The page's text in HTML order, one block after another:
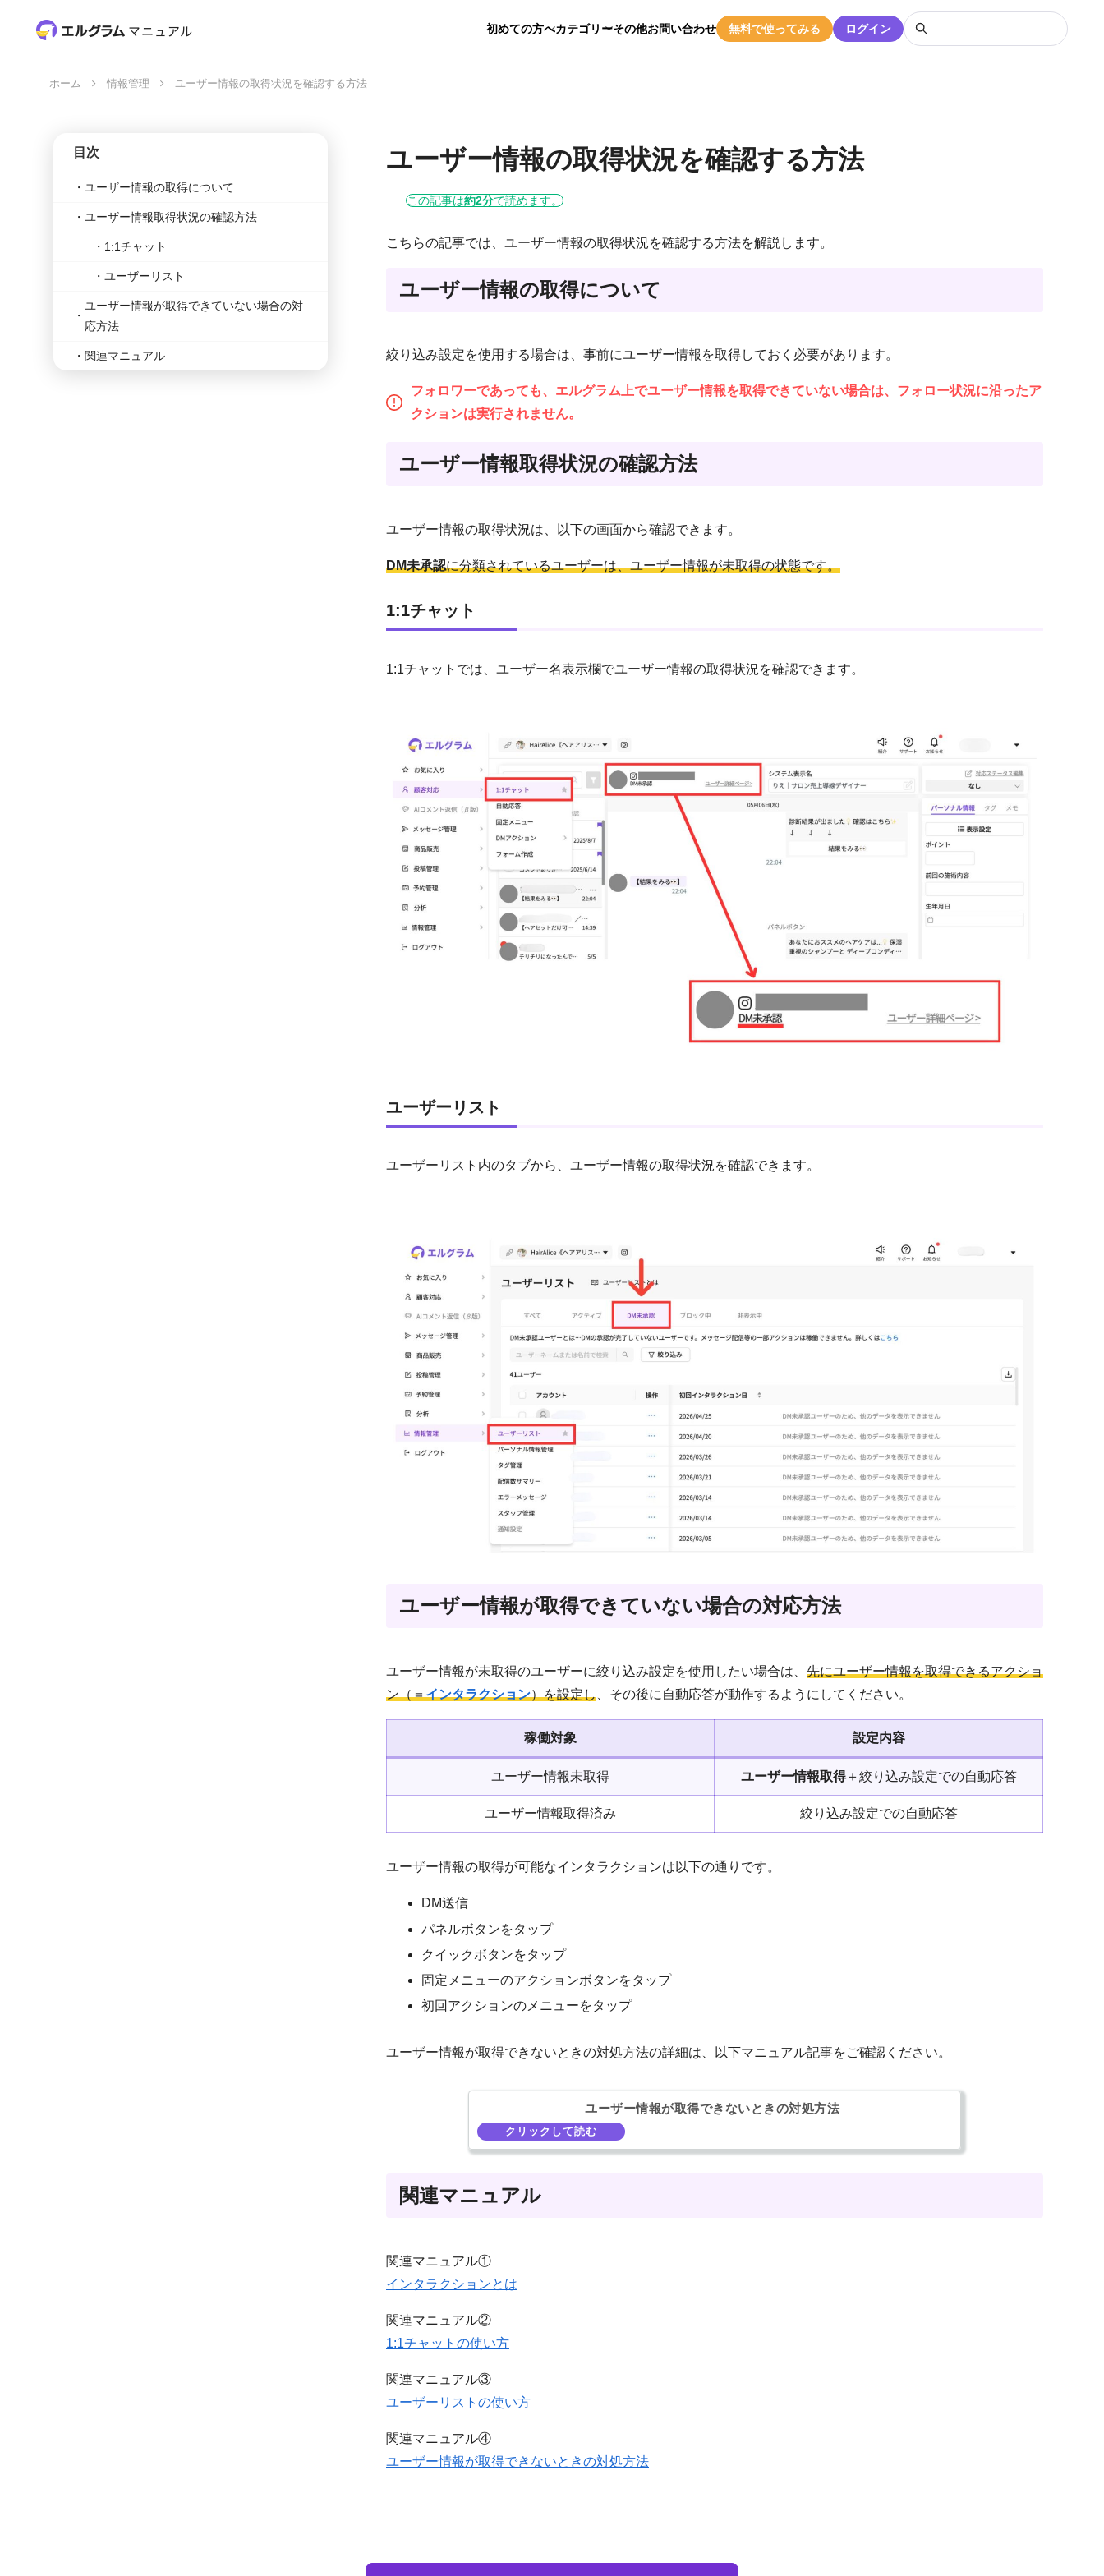
初めての方へカテゴリーその他お問い合わせ 無料で使ってみる ログイン
ホーム 情報管理 ユーザー情報の取得状況を確認する方法
ユーザー情報の取得状況を確認する方法
この記事は約2分で読めます。
こちらの記事では、ユーザー情報の取得状況を確認する方法を解説します。
ユーザー情報の取得について
絞り込み設定を使用する場合は、事前にユーザー情報を取得しておく必要があります。
フォロワーであっても、エルグラム上でユーザー情報を取得できていない場合は、フォロー状況に沿ったア
クションは実行されません。
ユーザー情報取得状況の確認方法
ユーザー情報の取得状況は、以下の画面から確認できます。
DM未承認に分類されているユーザーは、ユーザー情報が未取得の状態です。
1:1チャット
1:1チャットでは、ユーザー名表示欄でユーザー情報の取得状況を確認できます。
ユーザーリスト
ユーザーリスト内のタブから、ユーザー情報の取得状況を確認できます。
ユーザー情報が取得できていない場合の対応方法
ユーザー情報が未取得のユーザーに絞り込み設定を使用したい場合は、 先にユーザー情報を取得できるアクショ
ン（＝インタラクション）を設定し 、その後に自動応答が動作するようにしてください。
稼働対象 設定内容
ユーザー情報未取得 ユーザー情報取得＋絞り込み設定での自動応答
ユーザー情報取得済み 絞り込み設定での自動応答
ユーザー情報の取得が可能なインタラクションは以下の通りです。
DM送信
パネルボタンをタップ
クイックボタンをタップ
固定メニューのアクションボタンをタップ
初回アクションのメニューをタップ
ユーザー情報が取得できないときの対処方法の詳細は、以下マニュアル記事をご確認ください。
ユーザー情報が取得できないときの対処方法
関連マニュアル
関連マニュアル①
インタラクションとは
関連マニュアル②
1:1チャットの使い方
関連マニュアル③
ユーザーリストの使い方
関連マニュアル④
ユーザー情報が取得できないときの対処方法
目次
ユーザー情報の取得について
ユーザー情報取得状況の確認方法
1:1チャット
ユーザーリスト
ユーザー情報が取得できていない場合の対
応方法
関連マニュアル